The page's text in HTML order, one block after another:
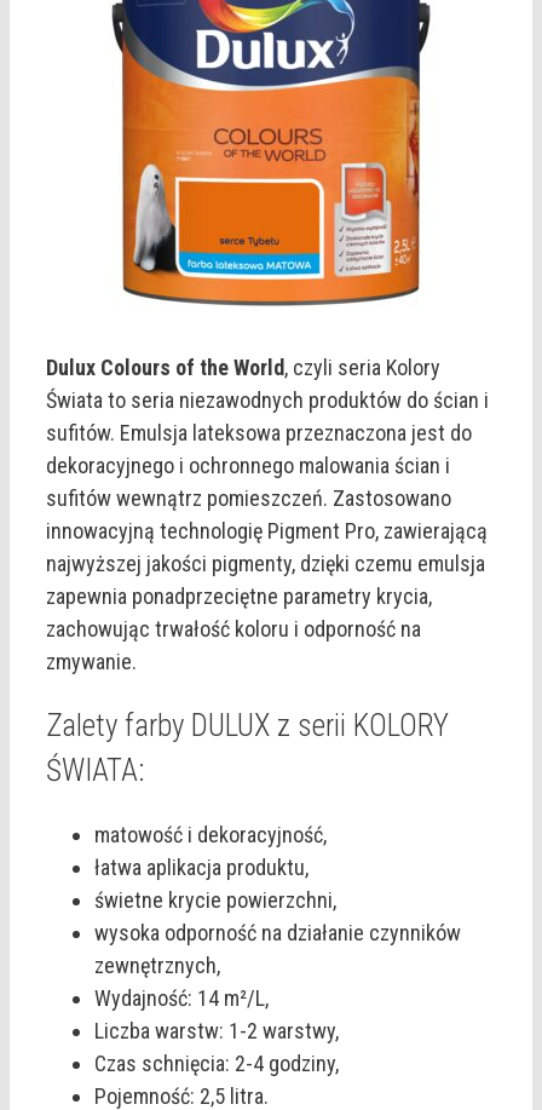
Dulux Colours of the World, czyli seria Kolory
Świata to seria niezawodnych produktów do ścian i
sufitów. Emulsja lateksowa przeznaczona jest do
dekoracyjnego i ochronnego malowania ścian i
sufitów wewnątrz pomieszczeń. Zastosowano
innowacyjną technologię Pigment Pro, zawierającą
najwyższej jakości pigmenty, dzięki czemu emulsja
zapewnia ponadprzeciętne parametry krycia,
zachowując trwałość koloru i odporność na
zmywanie.
Zalety farby DULUX z serii KOLORY
ŚWIATA:
matowość i dekoracyjność,
łatwa aplikacja produktu,
świetne krycie powierzchni,
wysoka odporność na działanie czynników
zewnętrznych,
Wydajność: 14 m²/L,
Liczba warstw: 1-2 warstwy,
Czas schnięcia: 2-4 godziny,
Pojemność: 2,5 litra.